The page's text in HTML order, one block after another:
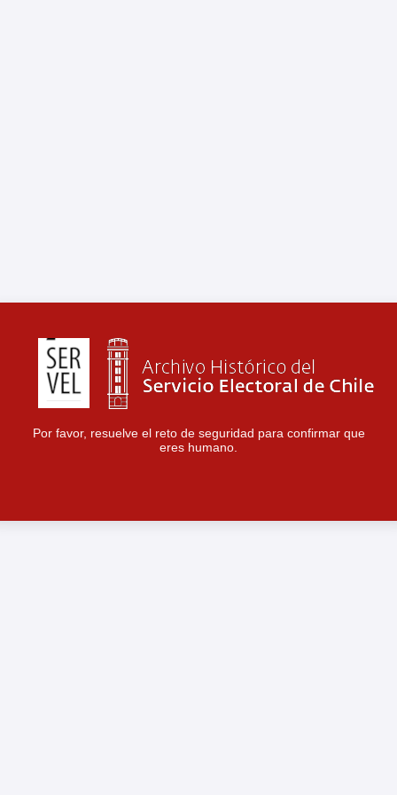
Por favor, resuelve el reto de seguridad para confirmar que
eres humano.